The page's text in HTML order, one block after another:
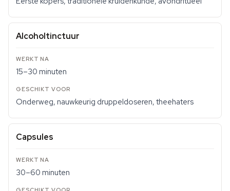
Alcoholtinctuur
15–30 minuten
Onderweg, nauwkeurig druppeldoseren, theehaters
Capsules
30–60 minuten